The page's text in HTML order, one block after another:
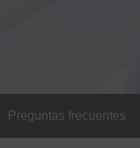
Preguntas frecuentes